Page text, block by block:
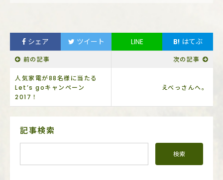
シェア ツイート LINE B! はてぶ
前の記事
人気家電が88名様に当たる
Let’s goキャンペーン
2017！
次の記事
えべっさんへ。
サ
ニ
記事検索